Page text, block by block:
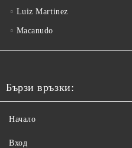
Luiz Martinez
Macanudo
Бързи връзки:
Начало
Вход